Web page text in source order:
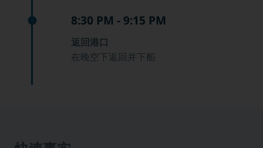
8:30 PM - 9:15 PM
返回港口
在晚空下返回并下船